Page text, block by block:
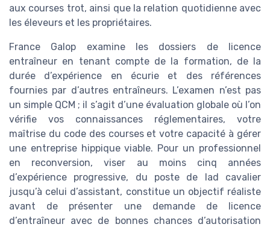
aux courses trot, ainsi que la relation quotidienne avec
les éleveurs et les propriétaires.
France Galop examine les dossiers de licence
entraîneur en tenant compte de la formation, de la
durée d’expérience en écurie et des références
fournies par d’autres entraîneurs. L’examen n’est pas
un simple QCM ; il s’agit d’une évaluation globale où l’on
vérifie vos connaissances réglementaires, votre
maîtrise du code des courses et votre capacité à gérer
une entreprise hippique viable. Pour un professionnel
en reconversion, viser au moins cinq années
d’expérience progressive, du poste de lad cavalier
jusqu’à celui d’assistant, constitue un objectif réaliste
avant de présenter une demande de licence
d’entraîneur avec de bonnes chances d’autorisation